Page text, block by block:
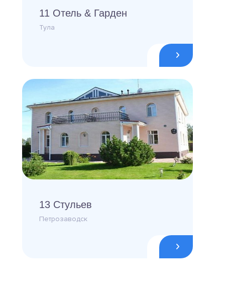
11 Отель & Гарден
Тула
13 Стульев
Петрозаводск